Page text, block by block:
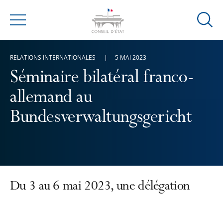
Menu
Ouvrir
Séminaire bilatéral franco-
allemand au
Bundesverwaltungsgericht
RELATIONS INTERNATIONALES 5 MAI 2023
Du 3 au 6 mai 2023, une délégation